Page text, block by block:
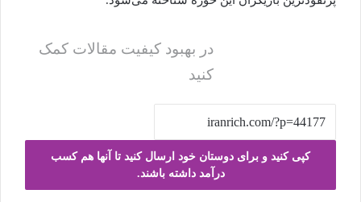
در بهبود کیفیت مقالات کمک
کنید
کپی کنید و برای دوستان خود ارسال کنید تا آنها هم کسب
درآمد داشته باشند.